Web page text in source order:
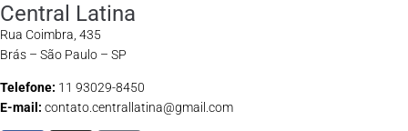
Central Latina
Rua Coimbra, 435
Brás – São Paulo – SP
Telefone: 11 93029-8450
E-mail: contato.centrallatina@gmail.com